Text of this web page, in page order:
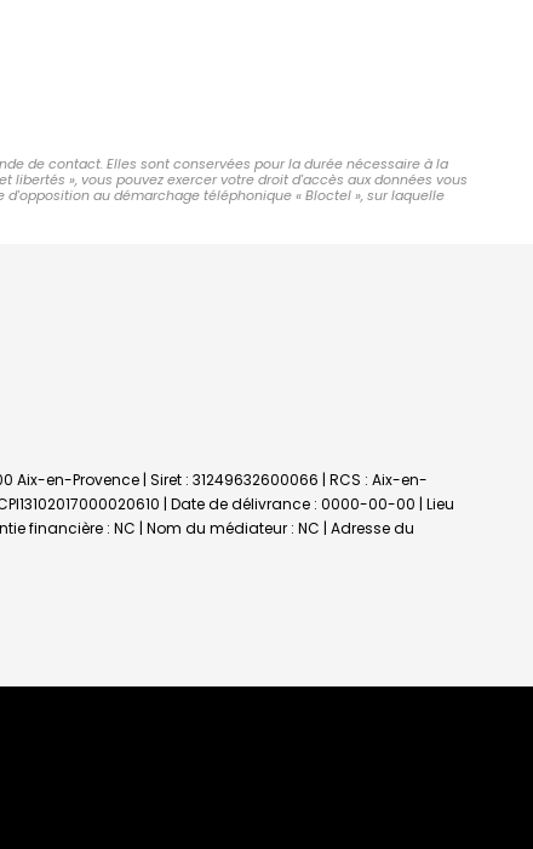
de contact. Elles sont conservées pour la durée nécessaire à la
», vous pouvez exercer votre droit d'accès aux données vous
d'opposition au démarchage téléphonique « Bloctel », sur laquelle
Aix-en-Provence | Siret : 31249632600066 | RCS : Aix-en-
| Date de délivrance : 0000-00-00 | Lieu
financière : NC | Nom du médiateur : NC | Adresse du